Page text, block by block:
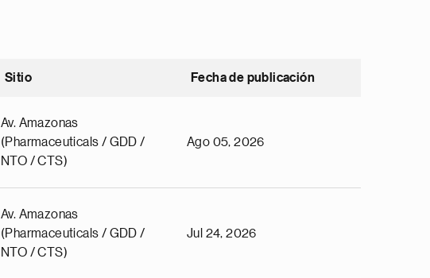
Sitio Fecha de publicación
Av. Amazonas
(Pharmaceuticals / GDD /
NTO / CTS)
Ago 05, 2026
Av. Amazonas
(Pharmaceuticals / GDD /
NTO / CTS)
Jul 24, 2026